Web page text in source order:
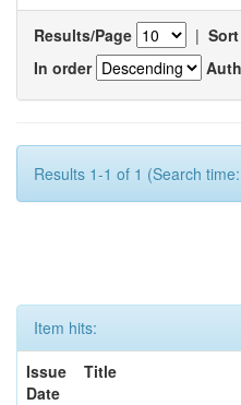
Results/Page |
In order
Results 1-1 of 1 (Search
Item hits:
Issue
Date
Title